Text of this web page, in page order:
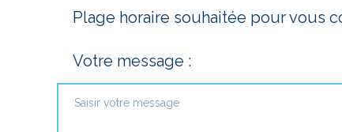
Plage horaire souhaitée pour vous
Votre message :